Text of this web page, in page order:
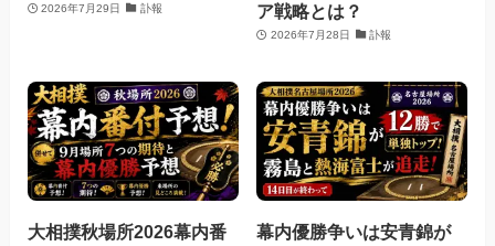
2026年7月29日 訃報
ア戦略とは？
2026年7月28日 訃報
大相撲秋場所2026幕内番
幕内優勝争いは安青錦が